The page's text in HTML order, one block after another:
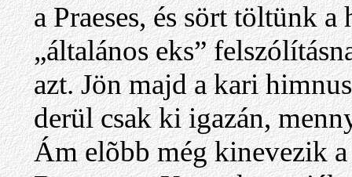
a Praeses, és sört töltünk
„általános eks”
azt. Jön majd a kari
derül csak ki igazán,
Ám elõbb még kinevezik